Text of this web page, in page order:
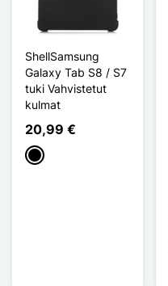
ShellSamsung
Galaxy Tab S8 / S7
tuki Vahvistetut
kulmat
20,99 €
Musta